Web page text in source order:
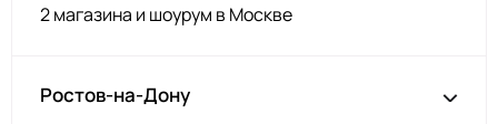
2 магазина и шоурум в Москве
Ростов-на-Дону